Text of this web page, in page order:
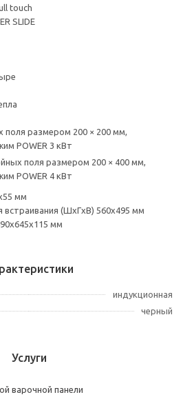
touch
SLIDE
поля размером 200 × 200 мм,
POWER 3 кВт
поля размером 200 × 400 мм,
POWER 4 кВт
мм
(ШxГxВ) 560x495 мм
мм
индукционная
черный
Услуги
варочной панели